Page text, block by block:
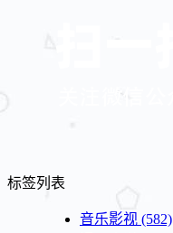
标签列表
音乐影视 (582)